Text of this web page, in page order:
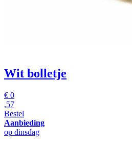
Wit bolletje
€ 0
,57
Bestel
Aanbieding
op dinsdag